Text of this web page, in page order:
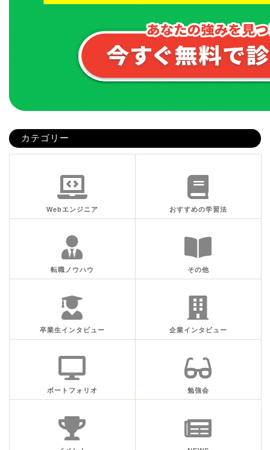
カテゴリー
Webエンジニア おすすめの学習法
転職ノウハウ その他
卒業生インタビュー 企業インタビュー
ポートフォリオ 勉強会